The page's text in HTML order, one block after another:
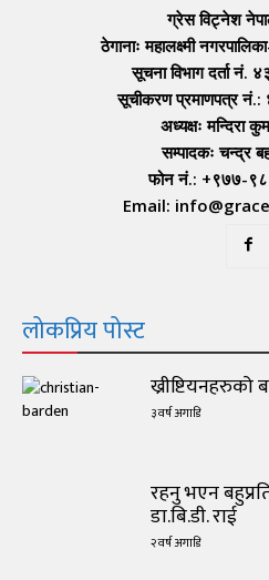
ग्रेस विट्नेश
ठेगानाः महालक्ष्मी
सूचना विभाग दर्ता
सूचीकरण प्रमाणपत्र
अध्यक्षः मन्दिरा
सम्पादकः चन्द्र
फोन नं.: +९७७-
Email:
लोकप्रिय पोस्ट
ख्रीष्टियनहरुको
३ वर्ष अगाडि
रहनु भएन
डा.बि.डी. राई
२ वर्ष अगाडि